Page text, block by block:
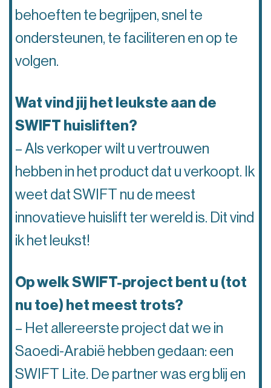
behoeften te begrijpen, snel te
ondersteunen, te faciliteren en op te
volgen.
Wat vind jij het leukste aan de
SWIFT huisliften?
– Als verkoper wilt u vertrouwen
hebben in het product dat u verkoopt. Ik
weet dat SWIFT nu de meest
innovatieve huislift ter wereld is. Dit vind
ik het leukst!
Op welk SWIFT-project bent u (tot
nu toe) het meest trots?
– Het allereerste project dat we in
Saoedi-Arabië hebben gedaan: een
SWIFT Lite. De partner was erg blij en